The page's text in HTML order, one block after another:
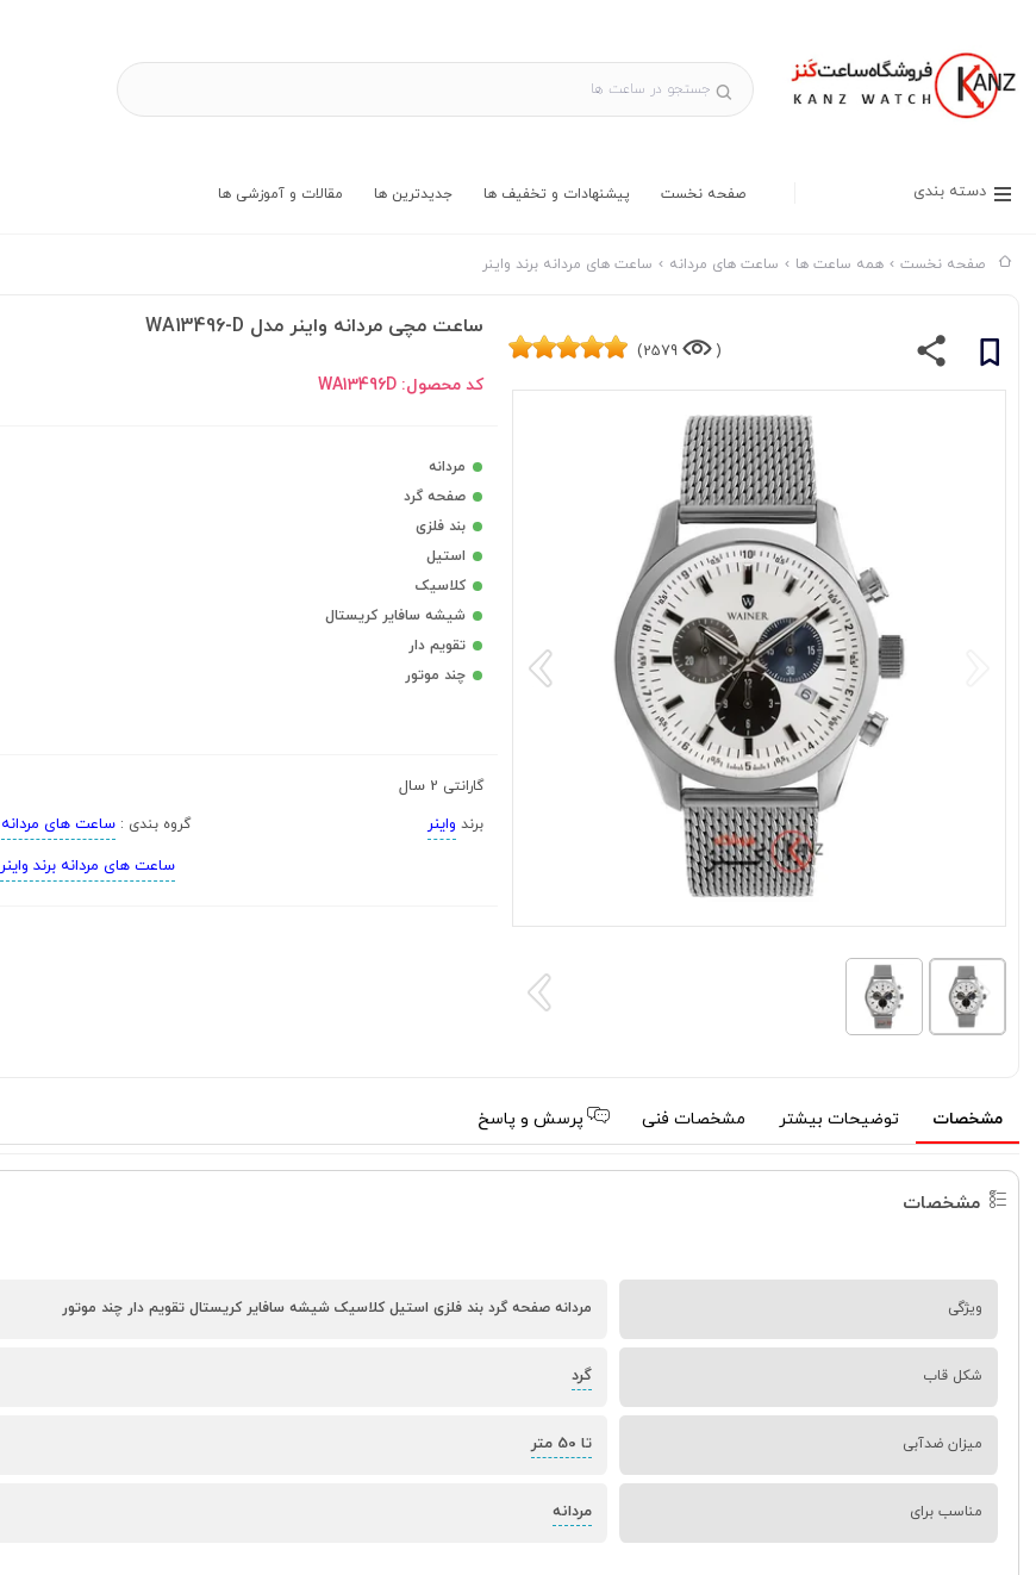
دسته بندی صفحه نخست پیشنهادات و تخفیف ها جدیدترین ها مقالات و آموزشی ها
صفحه نخست همه ساعت ها ساعت های مردانه ساعت های مردانه برند واینر
(
2579)
ساعت مچی مردانه واینر مدل WA13496-D
کد محصول:WA13496D
مردانه
صفحه گرد
بند فلزی
استیل
کلاسیک
شیشه سافایر کریستال
تقویم دار
چند موتور
گارانتی 2 سال
برند واینر گروه بندی :ساعت های مردانه
ساعت های مردانه برند واینر
مشخصات توضیحات بیشتر مشخصات فنی پرسش و پاسخ
مشخصات
ویژگی مردانه صفحه گرد بند فلزی استیل کلاسیک شیشه سافایر کریستال تقویم دار چند موتور
شکل قاب گرد
میزان ضدآبی تا 50 متر
مناسب برای مردانه